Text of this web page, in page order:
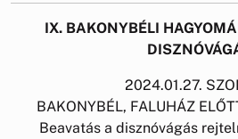
IX. BAKONYBÉLI
2024.01.27.
BAKONYBÉL, FALUHÁZ
Beavatás a disznóvágás